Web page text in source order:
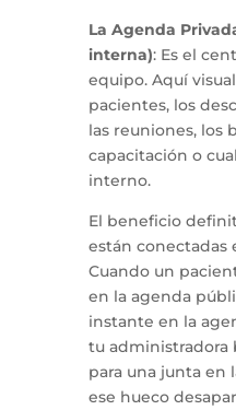
La Agenda
interna): Es el
equipo. Aquí
pacientes, los
las reuniones, los
capacitación o
interno.
El beneficio
están conectadas
Cuando un
en la agenda
instante en la
tu administradora
para una junta en
ese hueco